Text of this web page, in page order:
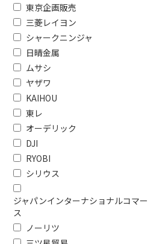
東京企画販売
三菱レイヨン
シャークニンジャ
日晴金属
ムサシ
ヤザワ
KAIHOU
東レ
オーデリック
DJI
RYOBI
シリウス
ジャパンインターナショナルコマー
ス
ノーリツ